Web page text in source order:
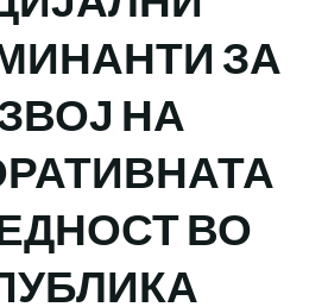
ЗА
НА
ВО